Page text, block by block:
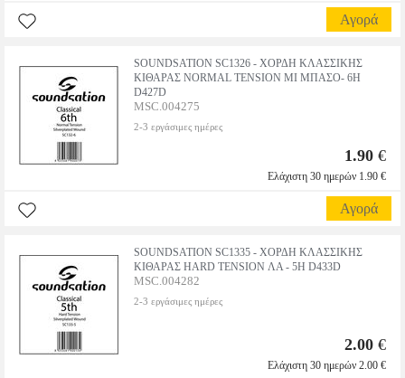
Αγορά
SOUNDSATION SC1326 - ΧΟΡΔΗ ΚΛΑΣΣΙΚΗΣ
ΚΙΘΑΡΑΣ NORMAL TENSION ΜΙ ΜΠΑΣΟ- 6Η
D427D
MSC.004275
2-3 εργάσιμες ημέρες
1.90 €
Ελάχιστη 30 ημερών 1.90 €
Αγορά
SOUNDSATION SC1335 - ΧΟΡΔΗ ΚΛΑΣΣΙΚΗΣ
ΚΙΘΑΡΑΣ HARD TENSION ΛΑ - 5Η D433D
MSC.004282
2-3 εργάσιμες ημέρες
2.00 €
Ελάχιστη 30 ημερών 2.00 €